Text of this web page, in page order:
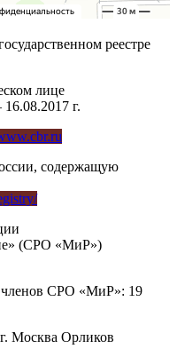
реестре
лице
г.
содержащую
(СРО «МиР»)
членов СРО «МиР»: 19
Москва Орликов